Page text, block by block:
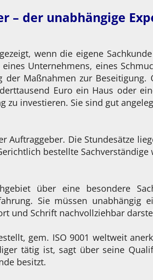
– der unabhängige
wenn die eigene
Unternehmens, eines
der Maßnahmen zur
Euro ein Haus oder
zu investieren. Sie sind gut
Auftraggeber. Die Stundesätze
bestellte Sachverständige
über eine besondere
Sie müssen unabhängig
und Schrift nachvollziehbar
gem. ISO 9001 weltweit
tätig ist, sagt über seine
besitzt.